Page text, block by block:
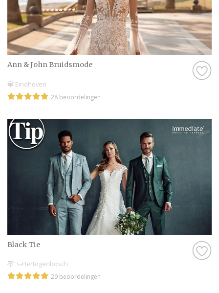
Ann & John Bruidsmode
Eindhoven
28 beoordelingen
Black Tie
's-Hertogenbosch
29 beoordelingen